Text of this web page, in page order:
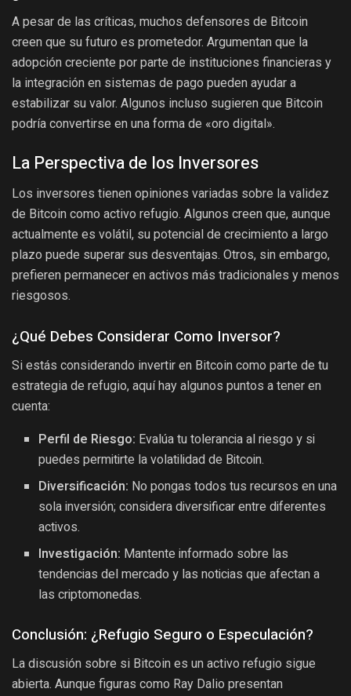
A pesar de las críticas, muchos defensores de Bitcoin
creen que su futuro es prometedor. Argumentan que la
adopción creciente por parte de instituciones financieras y
la integración en sistemas de pago pueden ayudar a
estabilizar su valor. Algunos incluso sugieren que Bitcoin
podría convertirse en una forma de «oro digital».
La Perspectiva de los Inversores
Los inversores tienen opiniones variadas sobre la validez
de Bitcoin como activo refugio. Algunos creen que, aunque
actualmente es volátil, su potencial de crecimiento a largo
plazo puede superar sus desventajas. Otros, sin embargo,
prefieren permanecer en activos más tradicionales y menos
riesgosos.
¿Qué Debes Considerar Como Inversor?
Si estás considerando invertir en Bitcoin como parte de tu
estrategia de refugio, aquí hay algunos puntos a tener en
cuenta:
Perfil de Riesgo: Evalúa tu tolerancia al riesgo y si
puedes permitirte la volatilidad de Bitcoin.
Diversificación: No pongas todos tus recursos en una
sola inversión; considera diversificar entre diferentes
activos.
Investigación: Mantente informado sobre las
tendencias del mercado y las noticias que afectan a
las criptomonedas.
Conclusión: ¿Refugio Seguro o Especulación?
La discusión sobre si Bitcoin es un activo refugio sigue
abierta. Aunque figuras como Ray Dalio presentan